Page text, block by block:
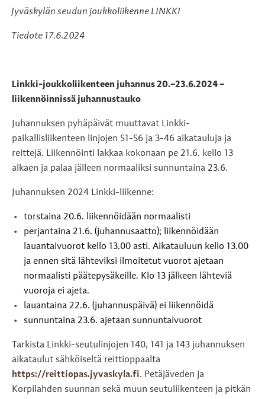
Jyväskylän seudun joukkoliikenne LINKKI
Tiedote 17.6.2024
Linkki-joukkoliikenteen juhannus 20.–23.6.2024 –
liikennöinnissä juhannustauko
Juhannuksen pyhäpäivät muuttavat Linkki-
paikallisliikenteen linjojen S1-S6 ja 3-46 aikatauluja ja
reittejä. Liikennöinti lakkaa kokonaan pe 21.6. kello 13
alkaen ja palaa jälleen normaaliksi sunnuntaina 23.6.
Juhannuksen 2024 Linkki-liikenne:
torstaina 20.6. liikennöidään normaalisti
perjantaina 21.6. (juhannusaatto); liikennöidään
lauantaivuorot kello 13.00 asti. Aikatauluun kello 13.00
ja ennen sitä lähteviksi ilmoitetut vuorot ajetaan
normaalisti päätepysäkeille. Klo 13 jälkeen lähteviä
vuoroja ei ajeta.
lauantaina 22.6. (juhannuspäivä) ei liikennöidä
sunnuntaina 23.6. ajetaan sunnuntaivuorot
Tarkista Linkki-seutulinjojen 140, 141 ja 143 juhannuksen
aikataulut sähköiseltä reittioppaalta
https://reittiopas.jyvaskyla.fi. Petäjäveden ja
Korpilahden suunnan sekä muun seutuliikenteen ja pitkän